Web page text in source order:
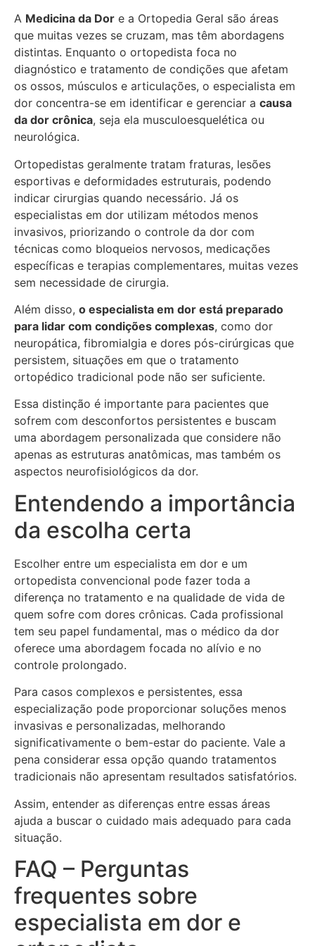
A Medicina da Dor e a Ortopedia Geral são áreas
que muitas vezes se cruzam, mas têm abordagens
distintas. Enquanto o ortopedista foca no
diagnóstico e tratamento de condições que afetam
os ossos, músculos e articulações, o especialista em
dor concentra-se em identificar e gerenciar a causa
da dor crônica, seja ela musculoesquelética ou
neurológica.
Ortopedistas geralmente tratam fraturas, lesões
esportivas e deformidades estruturais, podendo
indicar cirurgias quando necessário. Já os
especialistas em dor utilizam métodos menos
invasivos, priorizando o controle da dor com
técnicas como bloqueios nervosos, medicações
específicas e terapias complementares, muitas vezes
sem necessidade de cirurgia.
Além disso, o especialista em dor está preparado
para lidar com condições complexas, como dor
neuropática, fibromialgia e dores pós-cirúrgicas que
persistem, situações em que o tratamento
ortopédico tradicional pode não ser suficiente.
Essa distinção é importante para pacientes que
sofrem com desconfortos persistentes e buscam
uma abordagem personalizada que considere não
apenas as estruturas anatômicas, mas também os
aspectos neurofisiológicos da dor.
Entendendo a importância
da escolha certa
Escolher entre um especialista em dor e um
ortopedista convencional pode fazer toda a
diferença no tratamento e na qualidade de vida de
quem sofre com dores crônicas. Cada profissional
tem seu papel fundamental, mas o médico da dor
oferece uma abordagem focada no alívio e no
controle prolongado.
Para casos complexos e persistentes, essa
especialização pode proporcionar soluções menos
invasivas e personalizadas, melhorando
significativamente o bem-estar do paciente. Vale a
pena considerar essa opção quando tratamentos
tradicionais não apresentam resultados satisfatórios.
Assim, entender as diferenças entre essas áreas
ajuda a buscar o cuidado mais adequado para cada
situação.
FAQ – Perguntas
frequentes sobre
especialista em dor e